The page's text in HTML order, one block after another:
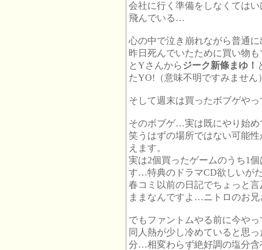
会社に行く準備をしなくては
飛んでいる…
心の中で泣き崩れながら普通に
昨日死んでいたために買い物
とYさんからジーク新條まゆ！
たYO!（意味不明ですみません
そして週末は買ったボブゲや
そのボブゲ…実は既にやり始
笑うはずの場所ではない可能
えます。
実は2個買ったゲームのうち1
す…特典のドラマCD欲しいが
春コミ以前の日記でちょっと
ままなんですよ…ニトロのお
でもファントムやる前に今や
同人熱が少し冷めていると思
分…相変わらず絶好調の塩分